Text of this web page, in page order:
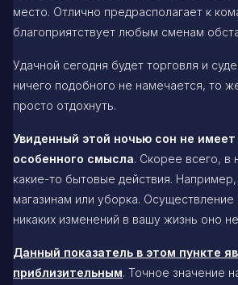
место. Отлично предрасполагает к
благоприятствует любым сменам
Удачной сегодня будет торговля и
ничего подобного не намечается, то
просто отдохнуть.
Увиденный этой ночью сон не имеет
особенного смысла. Скорее всего, в
какие-то бытовые действия.
магазинам или уборка. Осуществление
никаких изменений в вашу жизнь оно
Данный показатель в этом пункте
приблизительным. Точное значение